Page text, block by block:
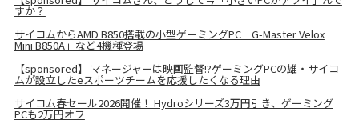
すか？
サイコムからAMD B850搭載の小型ゲーミングPC「G-Master Velox
Mini B850A」など4機種登場
【sponsored】 マネージャーは映画監督!?ゲーミングPCの雄・サイコ
ムが設立したeスポーツチームを応援したくなる理由
サイコム春セール2026開催！ Hydroシリーズ3万円引き、ゲーミング
PCも2万円オフ